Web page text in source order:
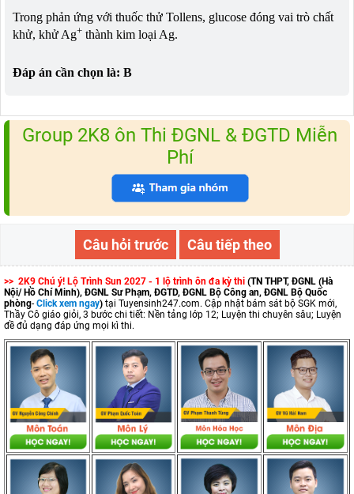
Trong phản ứng với thuốc thử Tollens, glucose đóng vai trò chất
khử, khử Ag+ thành kim loại Ag.
Đáp án cần chọn là: B
Group 2K8 ôn Thi ĐGNL & ĐGTD Miễn
Phí
Câu hỏi trước Câu tiếp theo
>> 2K9 Chú ý! Lộ Trình Sun 2027 - 1 lộ trình ôn đa kỳ thi (TN THPT, ĐGNL (Hà
Nội/ Hồ Chí Minh), ĐGNL Sư Phạm, ĐGTD, ĐGNL Bộ Công an, ĐGNL Bộ Quốc
phòng- Click xem ngay) tại Tuyensinh247.com. Cập nhật bám sát bộ SGK mới,
Thầy Cô giáo giỏi, 3 bước chi tiết: Nền tảng lớp 12; Luyện thi chuyên sâu; Luyện
đề đủ dạng đáp ứng mọi kì thi.